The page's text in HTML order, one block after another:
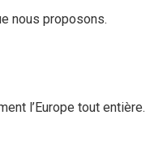
nous proposons.
l’Europe tout entière.